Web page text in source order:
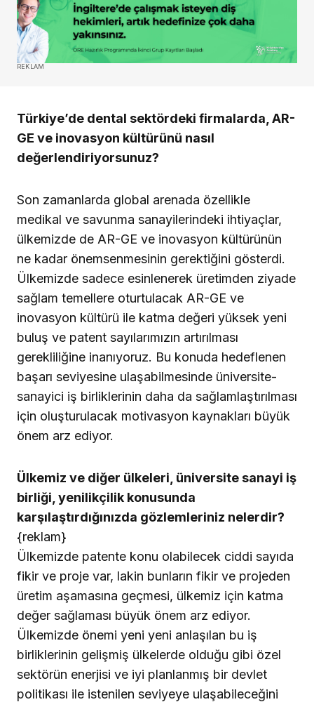
REKLAM
Türkiye’de dental sektördeki firmalarda, AR-
GE ve inovasyon kültürünü nasıl
değerlendiriyorsunuz?
Son zamanlarda global arenada özellikle
medikal ve savunma sanayilerindeki ihtiyaçlar,
ülkemizde de AR-GE ve inovasyon kültürünün
ne kadar önemsenmesinin gerektiğini gösterdi.
Ülkemizde sadece esinlenerek üretimden ziyade
sağlam temellere oturtulacak AR-GE ve
inovasyon kültürü ile katma değeri yüksek yeni
buluş ve patent sayılarımızın artırılması
gerekliliğine inanıyoruz. Bu konuda hedeflenen
başarı seviyesine ulaşabilmesinde üniversite-
sanayici iş birliklerinin daha da sağlamlaştırılması
için oluşturulacak motivasyon kaynakları büyük
önem arz ediyor.
Ülkemiz ve diğer ülkeleri, üniversite sanayi iş
birliği, yenilikçilik konusunda
karşılaştırdığınızda gözlemleriniz nelerdir?
{reklam}
Ülkemizde patente konu olabilecek ciddi sayıda
fikir ve proje var, lakin bunların fikir ve projeden
üretim aşamasına geçmesi, ülkemiz için katma
değer sağlaması büyük önem arz ediyor.
Ülkemizde önemi yeni yeni anlaşılan bu iş
birliklerinin gelişmiş ülkelerde olduğu gibi özel
sektörün enerjisi ve iyi planlanmış bir devlet
politikası ile istenilen seviyeye ulaşabileceğini